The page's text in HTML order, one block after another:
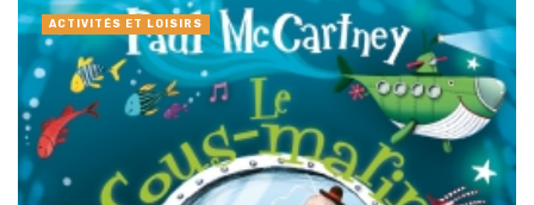
ACTIVITÉS ET LOISIRS